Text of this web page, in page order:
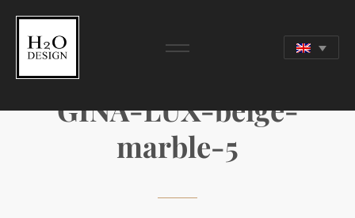
GINA-LUX-beige-
marble-5